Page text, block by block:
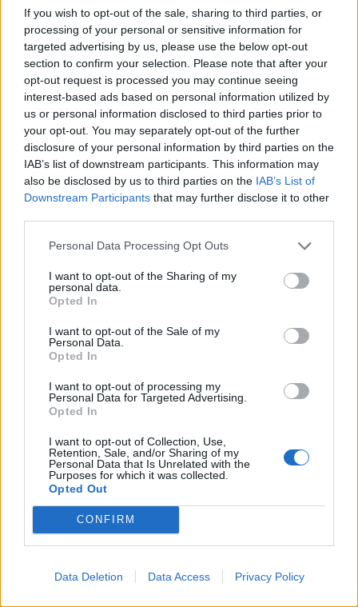
If you wish to opt-out of the sale, sharing to third parties, or
processing of your personal or sensitive information for
targeted advertising by us, please use the below opt-out
section to confirm your selection. Please note that after your
opt-out request is processed you may continue seeing
interest-based ads based on personal information utilized by
us or personal information disclosed to third parties prior to
your opt-out. You may separately opt-out of the further
disclosure of your personal information by third parties on the
IAB’s list of downstream participants. This information may
also be disclosed by us to third parties on the IAB’s List of
Downstream Participants that may further disclose it to other
Personal Data Processing Opt Outs
I want to opt-out of the Sharing of my
personal data.
Opted In
I want to opt-out of the Sale of my
Personal Data.
Opted In
I want to opt-out of processing my
Personal Data for Targeted Advertising.
Opted In
I want to opt-out of Collection, Use,
Retention, Sale, and/or Sharing of my
Personal Data that Is Unrelated with the
Purposes for which it was collected.
Opted Out
CONFIRM
Data Deletion Data Access Privacy Policy
non ride quando sente il conduttore dire a un
concorrente: “Sei un infermiere? Ah allora
sei venuto a cantare o a fare il badante a
Mara?”. Così Magalli si becca uno “str***o” in
diretta alle ore 16.12. E i social immaginano il
giubilo di Adriana Volpe. Fra un sorriso e una
lacrima c'è il gruppo Mergellina che canta in
napoletano. Mara piange “perché è una
melodia napoletana e mia madre adorava le
canzoni napoletane…”. Gina Lollobrigida:
“dall'ospedale è tutto, a voi studio” Dopo la
silenzio, non sto leggendo un gobbo”,
presenta più rapida di una pole position di
Hamilton il musical “Mamma mia” e si collega
al telefono con Gina Lollobrigida. L'attrice ha
una voce squillante e ferma: “Sono stata due
giorni in terapia intensiva ma sono già tornata
a casa. Adesso mi sento benissimo. C'è stato
un imprevisto, mi è uscito il sangue dal naso
perché la pressione si è alzata ed è stato
meglio così perché mi hanno ricoverato
subito. Non ci saranno altri problemi e
domenica prossima sarò in studio da te”.
Riecco la “sequestrata” Romina che canta in
playback una canzone sulla sua adorata
America, ma le promette di ritornare. A
quanto pare non nello stesso giorno di Al
Bano. La cronaca nera Il penultimo segmento
il caso di Marco Vannini, il ventenne ucciso a